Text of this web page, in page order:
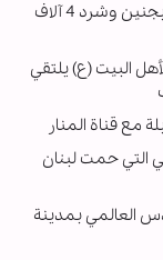
الاحتلال الصهيوني دمر 3250 وحدة سكنية بجنين وشرد 4 آلاف
البيت (ع) يلتقي
مع قناة المنار
التي حمت لبنان
العالمي بمدينة